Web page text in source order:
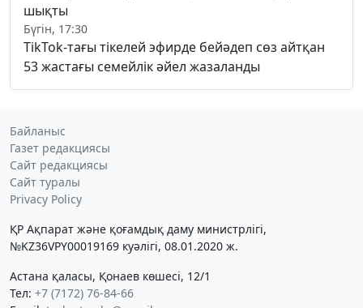
шықты
Бүгін, 17:30
TikTok-тағы тікелей эфирде бейәдеп сөз айтқан
53 жастағы семейлік әйел жазаланды
Байланыс
Газет редакциясы
Сайт редакциясы
Сайт туралы
Privacy Policy
ҚР Ақпарат және қоғамдық даму министрлігі,
№KZ36VPY00019169 куәлігі, 08.01.2020 ж.
Астана қаласы, Қонаев көшесі, 12/1
Тел: +7 (7172) 76-84-66